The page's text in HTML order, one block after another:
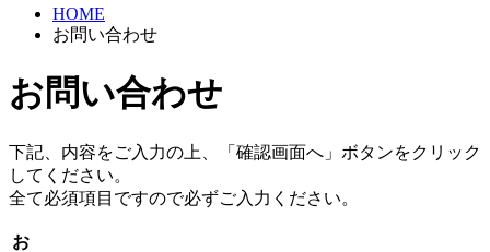
HOME
お問い合わせ
お問い合わせ
下記、内容をご入力の上、「確認画面へ」ボタンをクリック
してください。
全て必須項目ですので必ずご入力ください。
お